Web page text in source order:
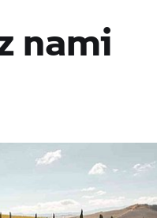
nami